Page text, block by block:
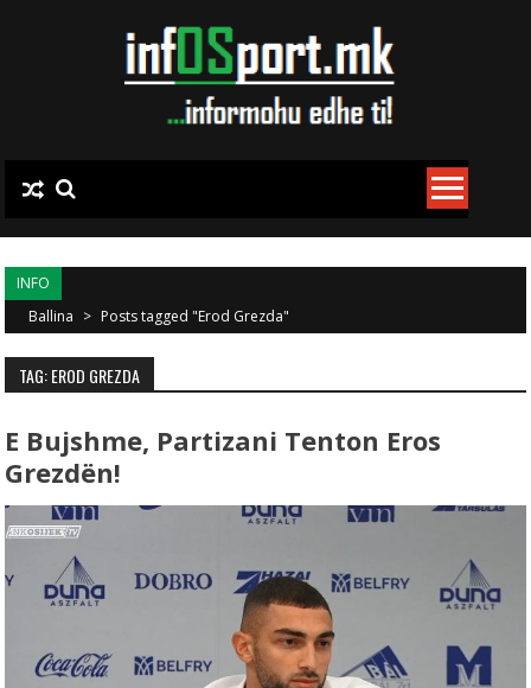
INFO
Ballina > Posts tagged "Erod Grezda"
TAG: EROD GREZDA
E Bujshme, Partizani Tenton Eros
Grezdën!